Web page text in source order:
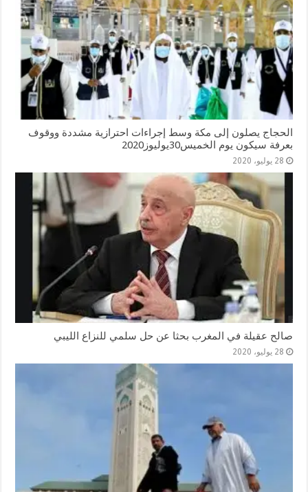
الحجاج يصلون إلى مكة وسط إجراءات احترازية مشددة ووقوف
بعرفة سيكون يوم الخميس30يوليوز2020
28 يوليو، 2020
صالح عقيلة في المغرب بحثا عن حل سلمي للنزاع الليبي
28 يوليو، 2020